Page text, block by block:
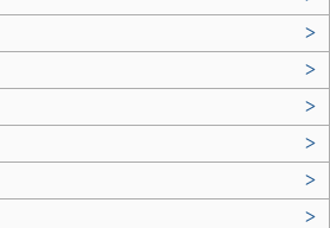
>
>
>
>
>
>